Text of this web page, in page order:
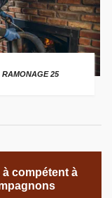
RAMONAGE 25
à compétent à